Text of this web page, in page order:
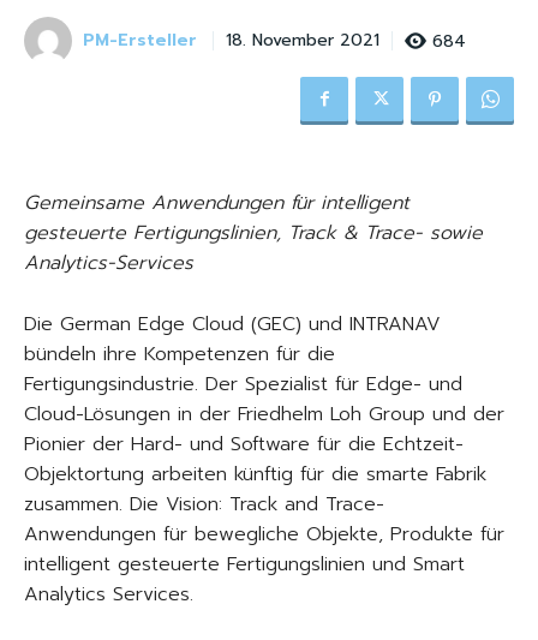
PM-Ersteller 18. November 2021 684
Gemeinsame Anwendungen für intelligent
gesteuerte Fertigungslinien, Track & Trace- sowie
Analytics-Services
Die German Edge Cloud (GEC) und INTRANAV
bündeln ihre Kompetenzen für die
Fertigungsindustrie. Der Spezialist für Edge- und
Cloud-Lösungen in der Friedhelm Loh Group und der
Pionier der Hard- und Software für die Echtzeit-
Objektortung arbeiten künftig für die smarte Fabrik
zusammen. Die Vision: Track and Trace-
Anwendungen für bewegliche Objekte, Produkte für
intelligent gesteuerte Fertigungslinien und Smart
Analytics Services.